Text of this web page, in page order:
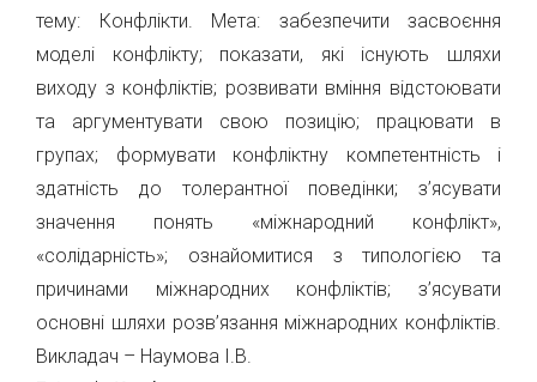
тему: Конфлікти. Мета: забезпечити засвоєння
моделі конфлікту; показати, які існують шляхи
виходу з конфліктів; розвивати вміння відстоювати
та аргументувати свою позицію; працювати в
групах; формувати конфліктну компетентність і
здатність до толерантної поведінки; з’ясувати
значення понять «міжнародний конфлікт»,
«солідарність»; ознайомитися з типологією та
причинами міжнародних конфліктів; з’ясувати
основні шляхи розв’язання міжнародних конфліктів.
Викладач – Наумова І.В.